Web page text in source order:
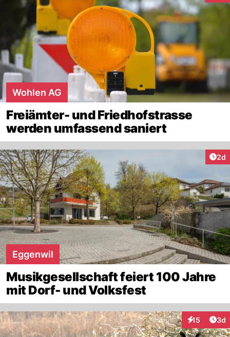
Wohlen AG
Freiämter- und Friedhofstrasse
werden umfassend saniert
2d
Eggenwil
Musikgesellschaft feiert 100 Jahre
mit Dorf- und Volksfest
15
Interaktionen
3d